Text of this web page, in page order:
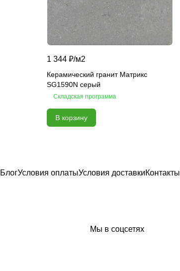
1 344 ₽/м2
Керамический гранит Матрикс
SG1590N серый
Складская программа
В корзину
БлогУсловия оплатыУсловия доставкиКонтакты
Мы в соцсетях